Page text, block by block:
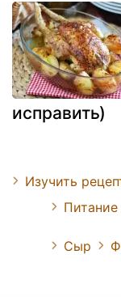
исправить)
Изучить
Питание
Сыр